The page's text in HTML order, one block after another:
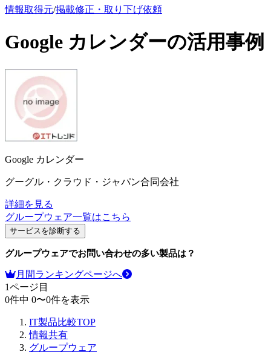
情報取得元/掲載修正・取り下げ依頼
Google カレンダーの活用事例
Google カレンダー
グーグル・クラウド・ジャパン合同会社
詳細を見る
グループウェア一覧はこちら
サービスを診断する
グループウェアでお問い合わせの多い製品は？
月間ランキングページへ
1ページ目
0件中 0〜0件を表示
IT製品比較TOP
情報共有
グループウェア